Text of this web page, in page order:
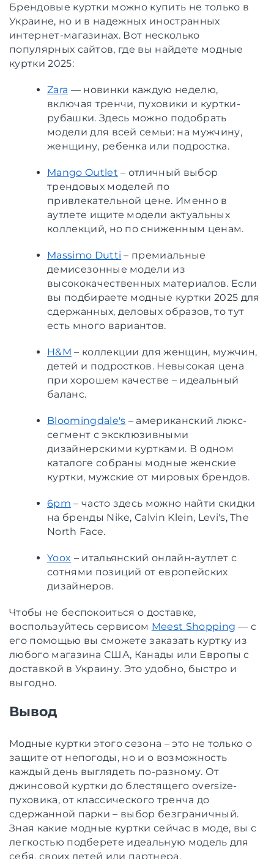
Брендовые куртки можно купить не только в
Украине, но и в надежных иностранных
интернет-магазинах. Вот несколько
популярных сайтов, где вы найдете модные
куртки 2025:
Zara — новинки каждую неделю,
включая тренчи, пуховики и куртки-
рубашки. Здесь можно подобрать
модели для всей семьи: на мужчину,
женщину, ребенка или подростка.
Mango Outlet – отличный выбор
трендовых моделей по
привлекательной цене. Именно в
аутлете ищите модели актуальных
коллекций, но по сниженным ценам.
Massimo Dutti – премиальные
демисезонные модели из
высококачественных материалов. Если
вы подбираете модные куртки 2025 для
сдержанных, деловых образов, то тут
есть много вариантов.
H&M – коллекции для женщин, мужчин,
детей и подростков. Невысокая цена
при хорошем качестве – идеальный
баланс.
Bloomingdale's – американский люкс-
сегмент с эксклюзивными
дизайнерскими куртками. В одном
каталоге собраны модные женские
куртки, мужские от мировых брендов.
6pm – часто здесь можно найти скидки
на бренды Nike, Calvin Klein, Levi's, The
North Face.
Yoox – итальянский онлайн-аутлет с
сотнями позиций от европейских
дизайнеров.
Чтобы не беспокоиться о доставке,
воспользуйтесь сервисом Meest Shopping — с
его помощью вы сможете заказать куртку из
любого магазина США, Канады или Европы с
доставкой в ​​Украину. Это удобно, быстро и
выгодно.
Вывод
Модные куртки этого сезона – это не только о
защите от непогоды, но и о возможность
каждый день выглядеть по-разному. От
джинсовой куртки до блестящего oversize-
пуховика, от классического тренча до
сдержанной парки – выбор безграничный.
Зная какие модные куртки сейчас в моде, вы с
легкостью подберете идеальную модель для
себя, своих детей или партнера.